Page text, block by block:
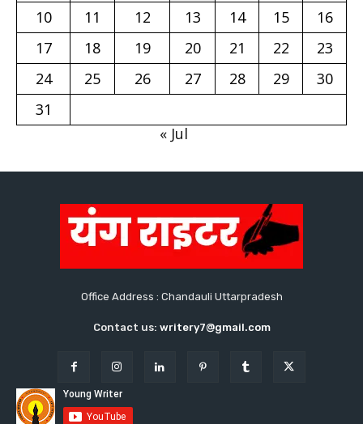
10
11 12 13 14 15
16
17
18 19 20 21 22
23
24
25 26 27 28 29
30
31
« Jul
Office Address : Chandauli Uttarpradesh
Contact us: writery7@gmail.com